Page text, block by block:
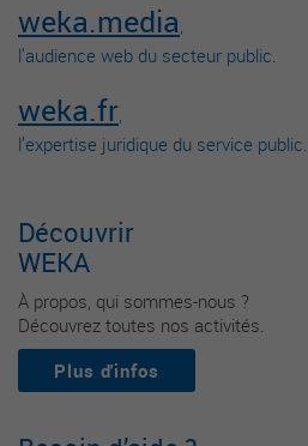
weka.media,
l’audience web du secteur public.
weka.fr,
l’expertise juridique du service public.
Découvrir
WEKA
À propos, qui sommes-nous ?
Découvrez toutes nos activités.
Plus d'infos